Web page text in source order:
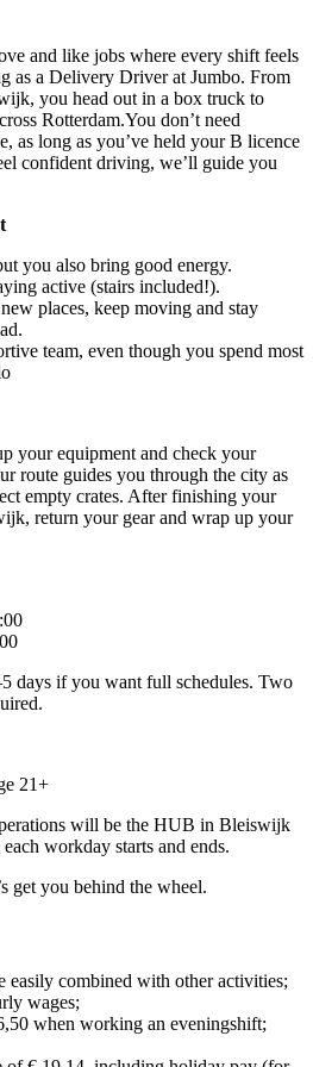
and like jobs where every shift feels
as a Delivery Driver at Jumbo. From
you head out in a box truck to
Rotterdam.You don’t need
as long as you’ve held your B licence
confident driving, we’ll guide you
you also bring good energy.
active (stairs included!).
places, keep moving and stay
team, even though you spend most
your equipment and check your
route guides you through the city as
empty crates. After finishing your
return your gear and wrap up your
days if you want full schedules. Two
21+
will be the HUB in Bleiswijk
workday starts and ends.
get you behind the wheel.
easily combined with other activities;
wages;
when working an eveningshift;